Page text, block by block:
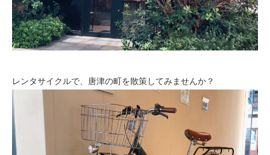
レンタサイクルで、唐津の町を散策してみませんか？